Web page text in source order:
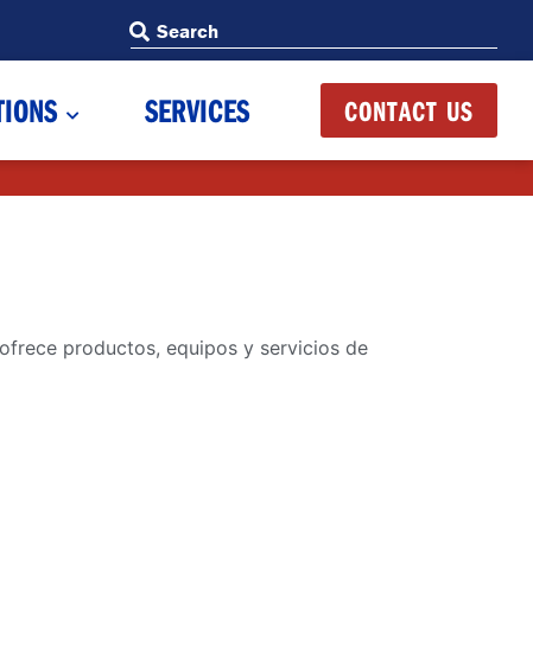
SearchSearch
SERVICES CONTACT US
productos, equipos y servicios de